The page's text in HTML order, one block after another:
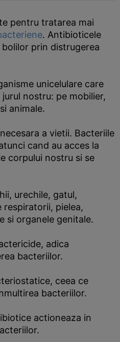
pentru tratarea mai
. Antibioticele
prin distrugerea
unicelulare care
nostru: pe mobilier,
animale.
a vietii. Bacteriile
cand au acces la
corpului nostru si se
urechile, gatul,
respiratorii, pielea,
si organele genitale.
adica
bacteriilor.
ceea ce
bacteriilor.
actioneaza in